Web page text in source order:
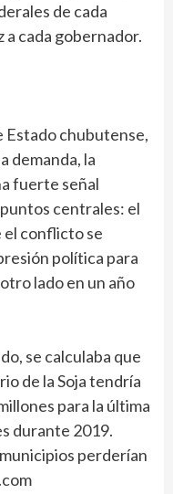
de cada
a cada gobernador.
Estado chubutense,
demanda, la
fuerte señal
centrales: el
el conflicto se
política para
lado en un año
se calculaba que
de la Soja tendría
para la última
durante 2019.
perderían